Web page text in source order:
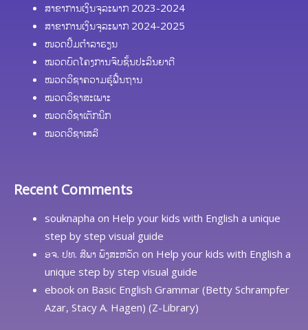
ສາຂາການເງິນຈຸລະພາກ 2023-2024
ສາຂາການເງິນຈຸລະພາກ 2024-2025
ໜວດປຶ້ມຕຳລາຮຽນ
ໝວດບົດໂຄງການຈົບຊັ້ນປະລິນຍາຕີ
ໝວດວິຊາຄວາມຮູ້ຟື້ນຖານ
ໝວດວິຊາສະເພາະ
ໝວດວິຊາເຕັກນິກ
ໝວດວິຊາເສລີ
Recent Comments
souknapha on Help your kids with English a unique
step by step visual guide
ອຈ. ປທ. ສີພາ ພົງສະຫວັດ on Help your kids with English a
unique step by step visual guide
ebook on Basic English Grammar (Betty Schrampfer
Azar, Stacy A. Hagen) (Z-Library)